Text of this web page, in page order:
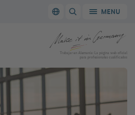
Make it in GermanyCambiar el idioma
MOSTRAR/MENU
A la página de inicio de Make it in Germany
Trabajar en Alemania: La página web oficial
para profesionales cualificados